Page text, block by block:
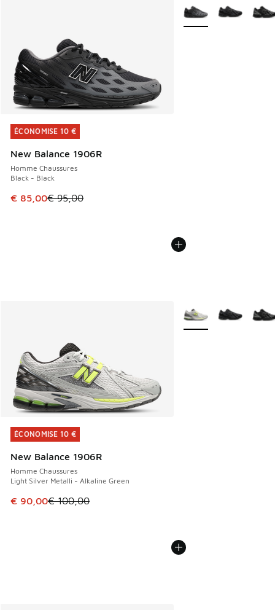
ÉCONOMISE 10 €
New Balance 1906R
Homme Chaussures
Black - Black
Cet article est en promotion. Prix en baisse de € 95,00 à
€ 85,00€ 95,00
ÉCONOMISE 10 €
Plus de couleurs
ÉCONOMISE 10 €
New Balance 1906R
Homme Chaussures
Light Silver Metalli - Alkaline Green
Cet article est en promotion. Prix en baisse de € 100,00
€ 90,00€ 100,00
ÉCONOMISE 10 €
Plus de couleurs